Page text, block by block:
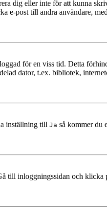
dig eller inte för att kunna
post till andra användare,
för en viss tid. Detta
dator, t.ex. bibliotek,
inställning till Ja så kommer du
till inloggningssidan och klicka